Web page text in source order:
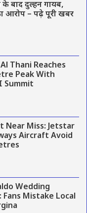
के बाद दुल्हन गायब,
आरोप – पढ़े पूरी खबर
Thani Reaches
Peak With
Summit
Near Miss: Jetstar
Aircraft Avoid
Wedding
Fans Mistake Local